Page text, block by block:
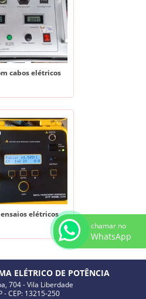
cabos elétricos
elétricos
ELÉTRICO DE POTÊNCIA
704 - Vila Liberdade
- CEP: 13215-250
chamar no
WhatsApp